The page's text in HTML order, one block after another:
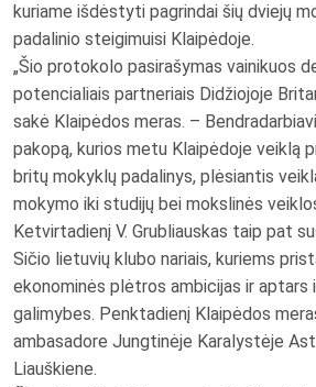
kuriame išdėstyti pagrindai šių dviejų
padalinio steigimuisi Klaipėdoje.
„Šio protokolo pasirašymas vainikuos
potencialiais partneriais Didžiojoje
sakė Klaipėdos meras. –
pakopą, kurios metu Klaipėdoje veiklą
britų mokyklų padalinys, plėsiantis
mokymo iki studijų bei mokslinės
Ketvirtadienį V. Grubliauskas taip pat
Sičio lietuvių klubo nariais, kuriems
ekonominės plėtros ambicijas ir aptars
galimybes. Penktadienį Klaipėdos
ambasadore Jungtinėje Karalystėje
Liauškiene.